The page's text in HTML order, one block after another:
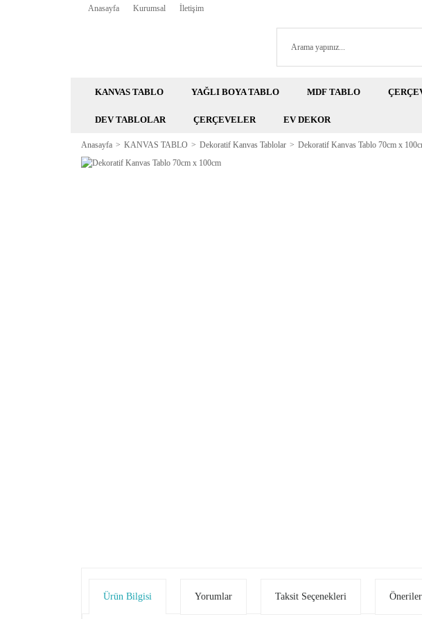
Anasayfa Kurumsal İletişim
KANVAS TABLO YAĞLI BOYA TABLO MDF TABLO
DEV TABLOLAR ÇERÇEVELER EV DEKOR
Anasayfa KANVAS TABLO Dekoratif Kanvas Tablolar Dekoratif Kanvas Tablo 70cm x
Ürün Bilgisi Yorumlar Taksit Seçenekleri